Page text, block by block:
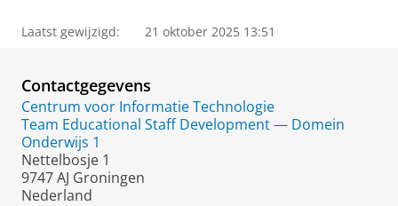
Laatst gewijzigd: 21 oktober 2025 13:51
Contactgegevens
Centrum voor Informatie Technologie
Team Educational Staff Development — Domein
Onderwijs 1
Nettelbosje 1
9747 AJ Groningen
Nederland